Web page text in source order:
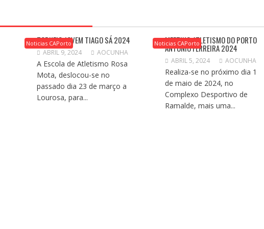
Noticias CAPorto
TORNEIO JOVEM TIAGO SÁ 2024
ABRIL 9, 2024 AOCUNHA
A Escola de Atletismo Rosa
Mota, deslocou-se no
passado dia 23 de março a
Lourosa, para...
Noticias CAPorto
MEETING ATLETISMO DO PORTO
ANTÓNIO FERREIRA 2024
ABRIL 5, 2024 AOCUNHA
Realiza-se no próximo dia 1
de maio de 2024, no
Complexo Desportivo de
Ramalde, mais uma...